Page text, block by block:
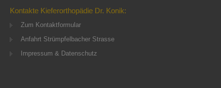
Kontakte Kieferorthopädie Dr. Konik:
Zum Kontaktformular
Anfahrt Strümpfelbacher Strasse
Impressum & Datenschutz